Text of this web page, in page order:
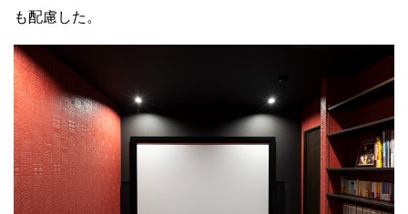
も配慮した。